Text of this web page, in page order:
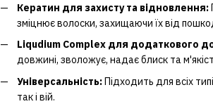
Кератин для захисту та відновлення:
зміцнює волоски, захищаючи їх від
Liqudium Complex для додаткового
довжині, зволожує, надає блиск та
Універсальність:Підходить для всіх
так і вій.